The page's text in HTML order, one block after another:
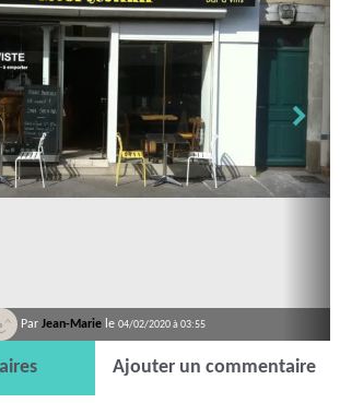
Par Jean-Marie le 04/02/2020 à 03:55
Ajouter un commentaire